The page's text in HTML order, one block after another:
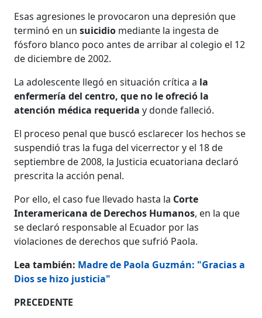
Esas agresiones le provocaron una depresión que
terminó en unsuicidio mediante la ingesta de
fósforo blanco poco antes de arribar al colegio el 12
de diciembre de 2002.
La adolescente llegó en situación crítica a la
enfermería del centro, que no le ofreció la
atención médica requeriday donde falleció.
El proceso penal que buscó esclarecer los hechos se
suspendió tras la fuga del vicerrector y el 18 de
septiembre de 2008, la Justicia ecuatoriana declaró
prescrita la acción penal.
Por ello, el caso fue llevado hasta la Corte
Interamericana de Derechos Humanos, en la que
se declaró responsable al Ecuador por las
violaciones de derechos que sufrió Paola.
Lea también: Madre de Paola Guzmán: "Gracias a
Dios se hizo justicia"
PRECEDENTE